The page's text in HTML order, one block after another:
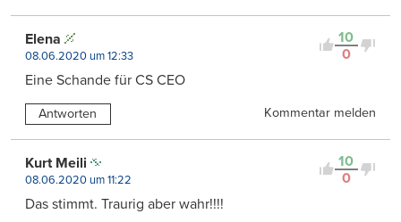
10
0
Elena
08.06.2020 um 12:33
Eine Schande für CS CEO
Antworten Kommentar melden
10
0
Kurt Meili
08.06.2020 um 11:22
Das stimmt. Traurig aber wahr!!!!